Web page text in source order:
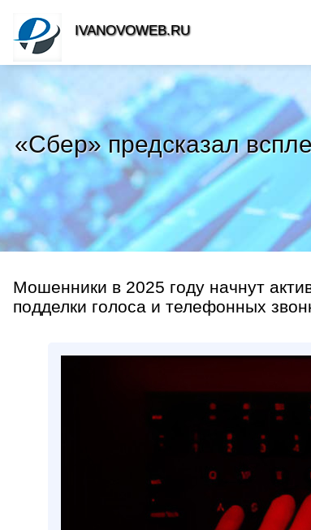
«Сбер» предсказал
Мошенники в 2025 году начнут
подделки голоса и телефонных
IVANOVOWEB.RU